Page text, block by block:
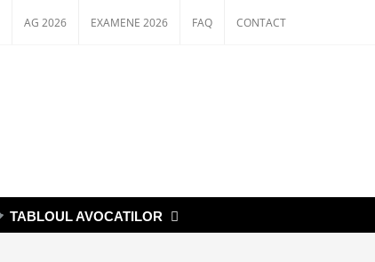
AG 2026 EXAMENE 2026 FAQ CONTACT
TABLOUL AVOCATILOR